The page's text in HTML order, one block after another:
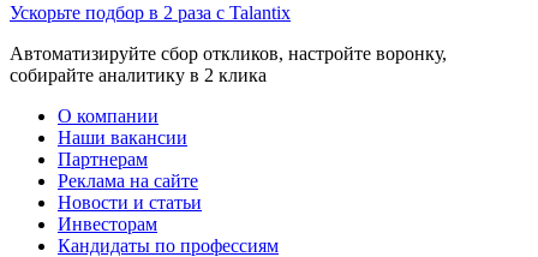
Ускорьте подбор в 2 раза с Talantix
Автоматизируйте сбор откликов, настройте воронку,
собирайте аналитику в 2 клика
О компании
Наши вакансии
Партнерам
Реклама на сайте
Новости и статьи
Инвесторам
Кандидаты по профессиям